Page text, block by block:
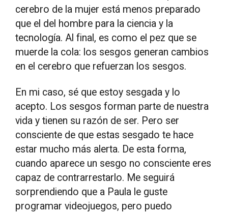
cerebro de la mujer está menos preparado
que el del hombre para la ciencia y la
tecnología. Al final, es como el pez que se
muerde la cola: los sesgos generan cambios
en el cerebro que refuerzan los sesgos.
En mi caso, sé que estoy sesgada y lo
acepto. Los sesgos forman parte de nuestra
vida y tienen su razón de ser. Pero ser
consciente de que estas sesgado te hace
estar mucho más alerta. De esta forma,
cuando aparece un sesgo no consciente eres
capaz de contrarrestarlo. Me seguirá
sorprendiendo que a Paula le guste
programar videojuegos, pero puedo